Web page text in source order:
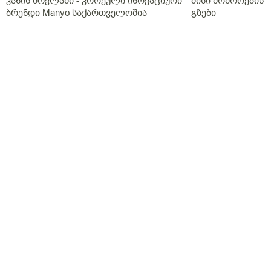
ბრენდი Manyo საქართველოშია
გზები